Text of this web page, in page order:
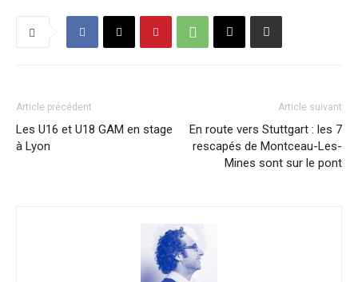
Article précédent
Les U16 et U18 GAM en stage
à Lyon
Article suivant
En route vers Stuttgart : les 7
rescapés de Montceau-Les-
Mines sont sur le pont